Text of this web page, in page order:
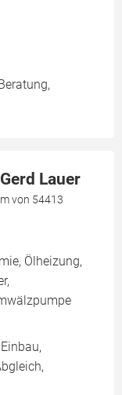
Lauer
von 54413
Ölheizung,